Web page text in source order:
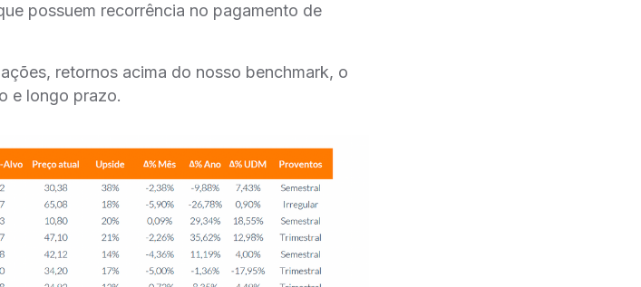
possuem recorrência no pagamento de
retornos acima do nosso benchmark, o
e longo prazo.